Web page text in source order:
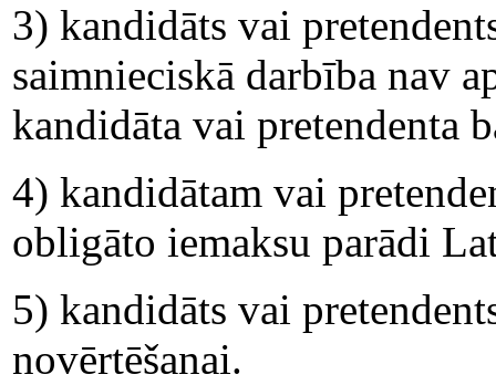
3) kandidāts vai
saimnieciskā darbība nav
kandidāta vai pretendenta
4) kandidātam vai
obligāto iemaksu parādi
5) kandidāts vai
novērtēšanai.